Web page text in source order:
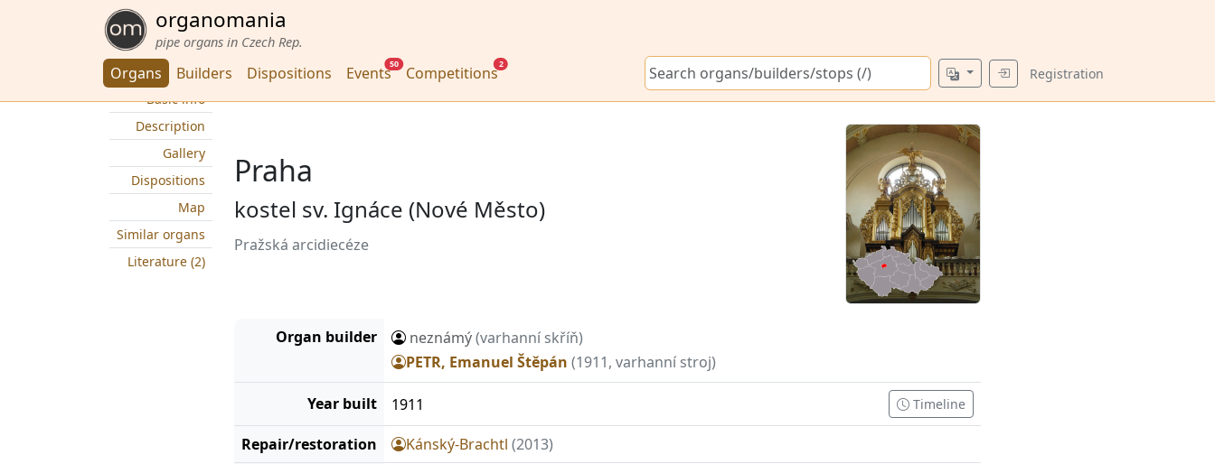
organomania
pipe organs in Czech Rep.
Organs Builders Dispositions Events50 Competitions2
Registration
Basic info
Description
Gallery
Dispositions
Map
Similar organs
Literature (2)
Praha
kostel sv. Ignáce (Nové Město)
Pražská arcidiecéze
Organ builder neznámý(varhanní skříň)
PETR, Emanuel Štěpán (1911, varhanní stroj)
Year built 1911 Timeline
Repair/restoration Kánský-Brachtl (2013)